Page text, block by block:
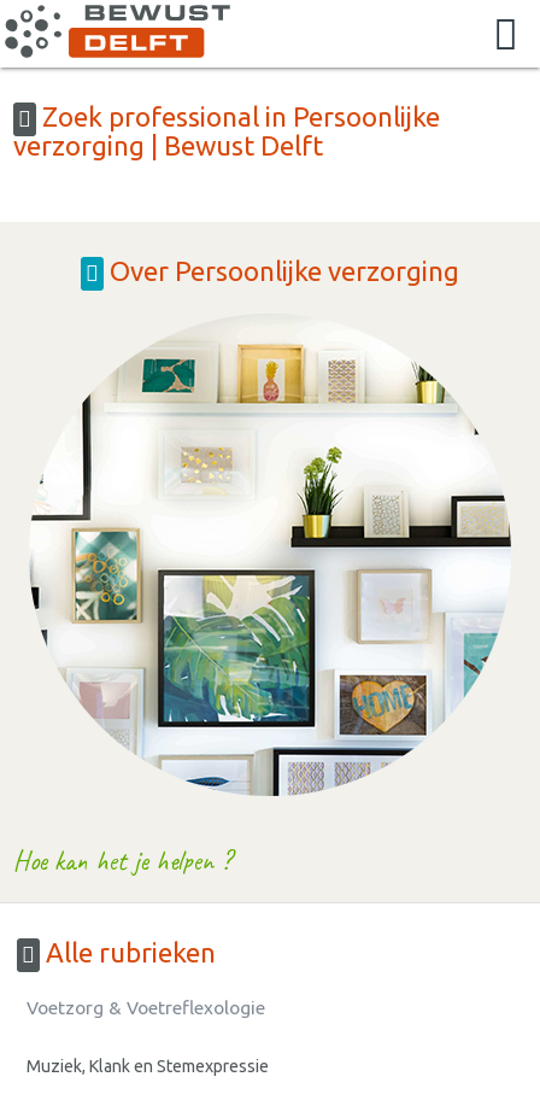
Zoek professional in Persoonlijke
verzorging | Bewust Delft
Over Persoonlijke verzorging
Hoe kan het je helpen ?
Alle rubrieken
Voetzorg & Voetreflexologie
Muziek, Klank en Stemexpressie